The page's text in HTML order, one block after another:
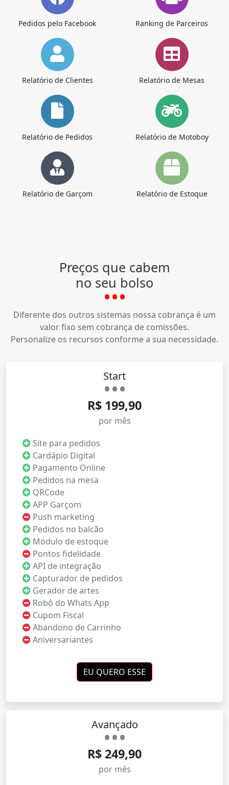
Pedidos pelo Facebook Ranking de Parceiros
Relatório de Clientes Relatório de Mesas
Relatório de Pedidos Relatório de Motoboy
Relatório de Garçom Relatório de Estoque
Preços que cabem
no seu bolso
Diferente dos outros sistemas nossa cobrança é um
valor fixo sem cobrança de comissões.
Personalize os recursos conforme a sua necessidade.
Start
R$ 199,90
por mês
Site para pedidos
Cardápio Digital
Pagamento Online
Pedidos na mesa
QRCode
APP Garçom
Push marketing
Pedidos no balcão
Módulo de estoque
Pontos fidelidade
API de integração
Capturador de pedidos
Gerador de artes
Robô do Whats App
Cupom Fiscal
Abandono de Carrinho
Aniversariantes
EU QUERO ESSE
Avançado
R$ 249,90
por mês